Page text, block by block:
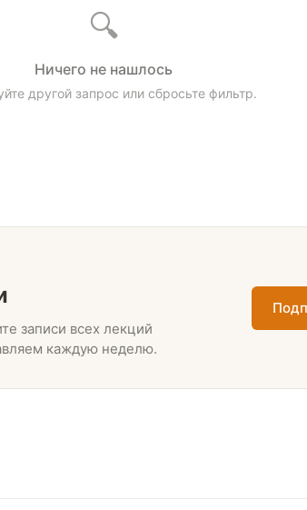
🔍
Ничего не нашлось
другой запрос или сбросьте фильтр.
записи всех лекций
каждую неделю.